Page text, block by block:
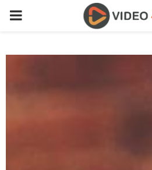
PRIMARY